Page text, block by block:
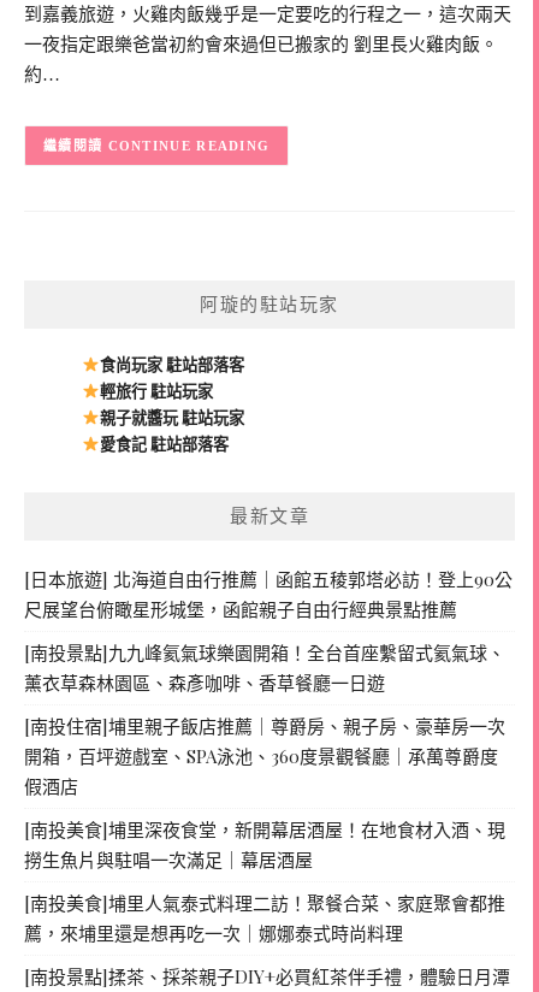
到嘉義旅遊，火雞肉飯幾乎是一定要吃的行程之一，這次兩天
一夜指定跟樂爸當初約會來過但已搬家的 劉里長火雞肉飯。
約…
CONTINUE READING
阿璇的駐站玩家
食尚玩家 駐站部落客
輕旅行 駐站玩家
親子就醬玩 駐站玩家
愛食記 駐站部落客
最新文章
[日本旅遊] 北海道自由行推薦｜函館五稜郭塔必訪！登上90公
尺展望台俯瞰星形城堡，函館親子自由行經典景點推薦
[南投景點]九九峰氦氣球樂園開箱！全台首座繫留式氦氣球、
薰衣草森林園區、森彥咖啡、香草餐廳一日遊
[南投住宿]埔里親子飯店推薦｜尊爵房、親子房、豪華房一次
開箱，百坪遊戲室、SPA泳池、360度景觀餐廳｜承萬尊爵度
假酒店
[南投美食]埔里深夜食堂，新開幕居酒屋！在地食材入酒、現
撈生魚片與駐唱一次滿足｜幕居酒屋
[南投美食]埔里人氣泰式料理二訪！聚餐合菜、家庭聚會都推
薦，來埔里還是想再吃一次｜娜娜泰式時尚料理
[南投景點]揉茶、採茶親子DIY+必買紅茶伴手禮，體驗日月潭